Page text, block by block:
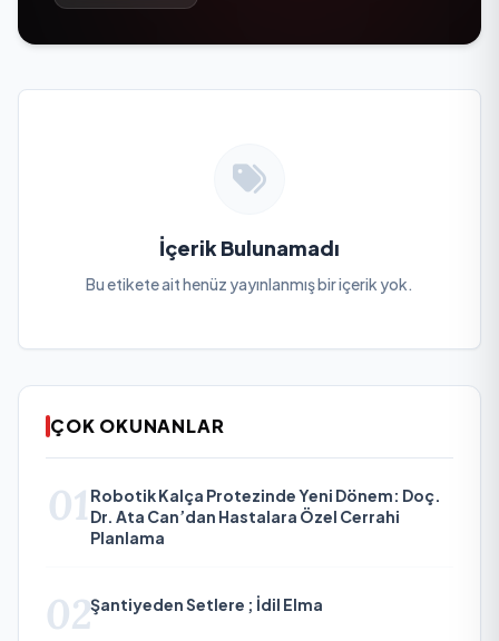
İçerik Bulunamadı
Bu etikete ait henüz yayınlanmış bir içerik yok.
ÇOK OKUNANLAR
01 Robotik Kalça Protezinde Yeni Dönem: Doç.
Dr. Ata Can’dan Hastalara Özel Cerrahi
Planlama
02Şantiyeden Setlere ; İdil Elma